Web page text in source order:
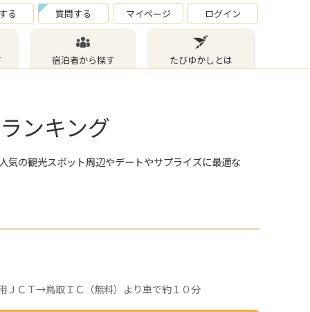
る 質問する マイページ ログイン
宿泊者から探す たびゆかしとは
ンキング
気の観光スポット周辺やデートやサプライズに最適な
ＪＣＴ→鳥取ＩＣ（無料）より車で約１０分